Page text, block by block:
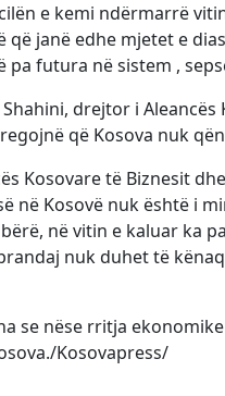
e kemi ndërmarrë
që janë edhe mjetet e
pa futura në sistem ,
drejtor i
që Kosova nuk
Kosovare të Biznesit
në Kosovë nuk është i
në vitin e kaluar ka
nuk duhet të
se nëse rritja
Kosovapress/